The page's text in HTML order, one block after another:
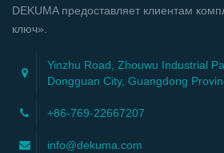
DEKUMA предоставляет клиентам
ключ».
Yinzhu Road, Zhouwu Industrial
Dongguan City, Guangdong
+86-769-22667207
info@dekuma.com